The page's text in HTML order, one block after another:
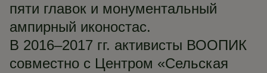
пяти главок и монументальный
ампирный иконостас.
В 2016–2017 гг. активисты ВООПИК
совместно с Центром «Сельская